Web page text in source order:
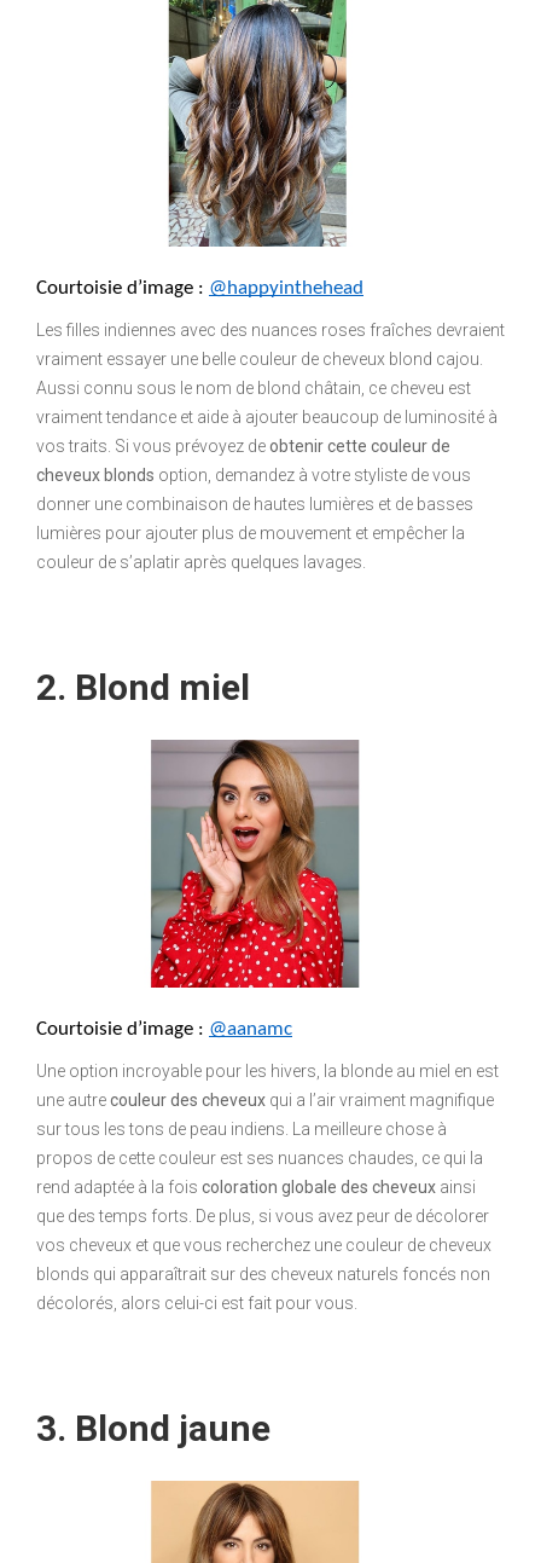
Courtoisie d’image : @happyinthehead
Les filles indiennes avec des nuances roses fraîches devraient
vraiment essayer une belle couleur de cheveux blond cajou.
Aussi connu sous le nom de blond châtain, ce cheveu est
vraiment tendance et aide à ajouter beaucoup de luminosité à
vos traits. Si vous prévoyez deobtenir cette couleur de
cheveux blonds option, demandez à votre styliste de vous
donner une combinaison de hautes lumières et de basses
lumières pour ajouter plus de mouvement et empêcher la
couleur de s’aplatir après quelques lavages.
2. Blond miel
Courtoisie d’image : @aanamc
Une option incroyable pour les hivers, la blonde au miel en est
une autrecouleur des cheveux qui a l’air vraiment magnifique
sur tous les tons de peau indiens. La meilleure chose à
propos de cette couleur est ses nuances chaudes, ce qui la
rend adaptée à la fois coloration globale des cheveux ainsi
que des temps forts. De plus, si vous avez peur de décolorer
vos cheveux et que vous recherchez une couleur de cheveux
blonds qui apparaîtrait sur des cheveux naturels foncés non
décolorés, alors celui-ci est fait pour vous.
3. Blond jaune